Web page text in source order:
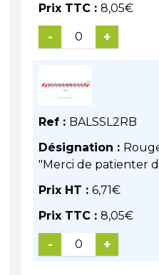
Prix TTC : 8,05€
- +
Ref : BALSSL2RB
Désignation :
"Merci de patienter
Prix HT : 6,71€
Prix TTC : 8,05€
- +